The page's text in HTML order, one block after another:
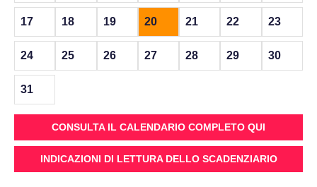
17 18 19 20 21 22 23
24 25 26 27 28 29 30
31
CONSULTA IL CALENDARIO COMPLETO QUI
INDICAZIONI DI LETTURA DELLO SCADENZIARIO